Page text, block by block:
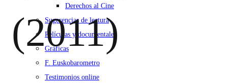
Derechos al Cine
Sugerencias de lectura
Películas y documentales
Gráficas
F. Euskobarometro
Testimonios online
(2011)